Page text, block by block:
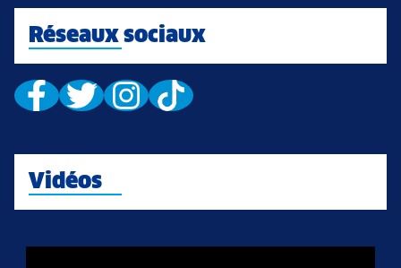
Réseaux sociaux
Vidéos